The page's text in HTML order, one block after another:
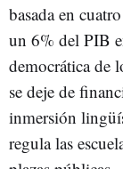
basada en
un 6% del PIB
democrática de
se deje de
inmersión
regula las